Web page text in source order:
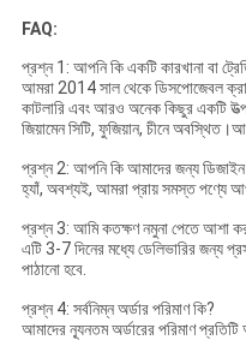
FAQ:
প্রশ্ন 1: আপনি কি একটি কারখানা বা
আমরা 2014 সাল থেকে ডিসপোজেবল
কাটলারি এবং আরও অনেক কিছুর একটি
জিয়ামেন সিটি, ফুজিয়ান, চীনে
প্রশ্ন 2: আপনি কি আমাদের জন্য ডিজাইন
হ্যাঁ, অবশ্যই, আমরা প্রায় সমস্ত পণ্যে
প্রশ্ন 3: আমি কতক্ষণ নমুনা পেতে আশা
এটি 3-7 দিনের মধ্যে ডেলিভারির জন্য
পাঠানো হবে.
প্রশ্ন 4: সর্বনিম্ন অর্ডার পরিমাণ কি?
আমাদের ন্যূনতম অর্ডারের পরিমাণ